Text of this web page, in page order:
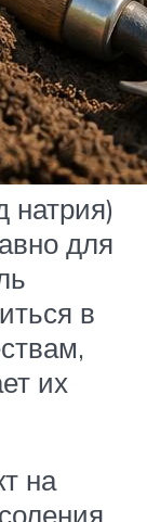
натрия)
для
в
их
на